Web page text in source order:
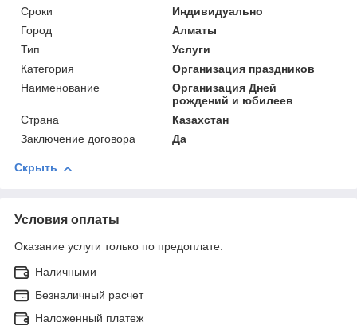
Сроки
Индивидуально
Город
Алматы
Тип
Услуги
Категория
Организация праздников
Наименование
Организация Дней
рождений и юбилеев
Страна
Казахстан
Заключение договора
Да
Скрыть
Условия оплаты
Оказание услуги только по предоплате.
Наличными
Безналичный расчет
Наложенный платеж